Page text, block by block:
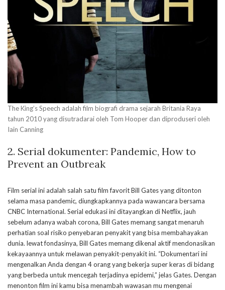
The King’s Speech adalah film biografi drama sejarah Britania Raya
tahun 2010 yang disutradarai oleh Tom Hooper dan diproduseri oleh
Iain Canning
2. Serial dokumenter: Pandemic, How to
Prevent an Outbreak
Film serial ini adalah salah satu film favorit Bill Gates yang ditonton
selama masa pandemic, diungkapkannya pada wawancara bersama
CNBC International. Serial edukasi ini ditayangkan di Netflix, jauh
sebelum adanya wabah corona, Bill Gates memang sangat menaruh
perhatian soal risiko penyebaran penyakit yang bisa membahayakan
dunia. lewat fondasinya, Bill Gates memang dikenal aktif mendonasikan
kekayaannya untuk melawan penyakit-penyakit ini. “Dokumentari ini
mengenalkan Anda dengan 4 orang yang bekerja super keras di bidang
yang berbeda untuk mencegah terjadinya epidemi,” jelas Gates. Dengan
menonton film ini kamu bisa menambah wawasan mu mengenai